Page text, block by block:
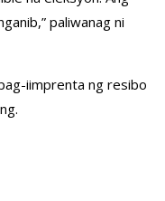
paliwanag ni
iimprenta ng resibo